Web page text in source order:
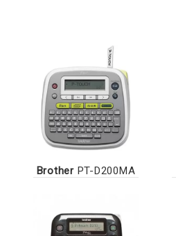
BrotherPT-D200MA